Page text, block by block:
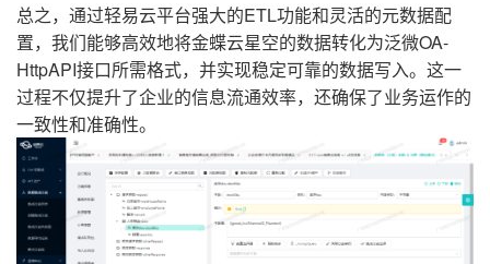
总之，通过轻易云平台强大的ETL功能和灵活的元数据配
置，我们能够高效地将金蝶云星空的数据转化为泛微OA-
HttpAPI接口所需格式，并实现稳定可靠的数据写入。这一
过程不仅提升了企业的信息流通效率，还确保了业务运作的
一致性和准确性。